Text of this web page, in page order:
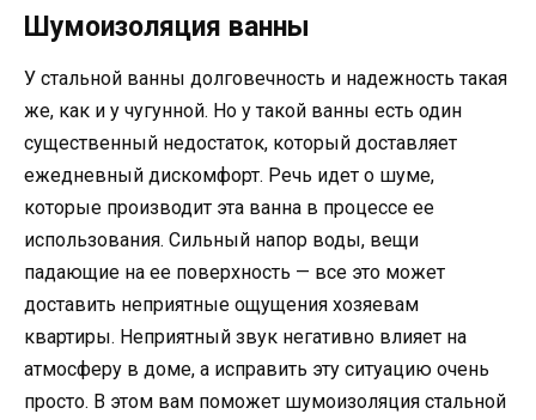
Шумоизоляция ванны
У стальной ванны долговечность и надежность такая
же, как и у чугунной. Но у такой ванны есть один
существенный недостаток, который доставляет
ежедневный дискомфорт. Речь идет о шуме,
которые производит эта ванна в процессе ее
использования. Сильный напор воды, вещи
падающие на ее поверхность — все это может
доставить неприятные ощущения хозяевам
квартиры. Неприятный звук негативно влияет на
атмосферу в доме, а исправить эту ситуацию очень
просто. В этом вам поможет шумоизоляция стальной